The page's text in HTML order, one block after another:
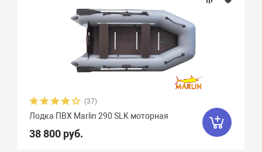
(37)
Лодка ПВХ Marlin 290 SLK моторная
38 800 руб.